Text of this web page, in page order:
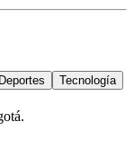
Deportes
Tecnología
.